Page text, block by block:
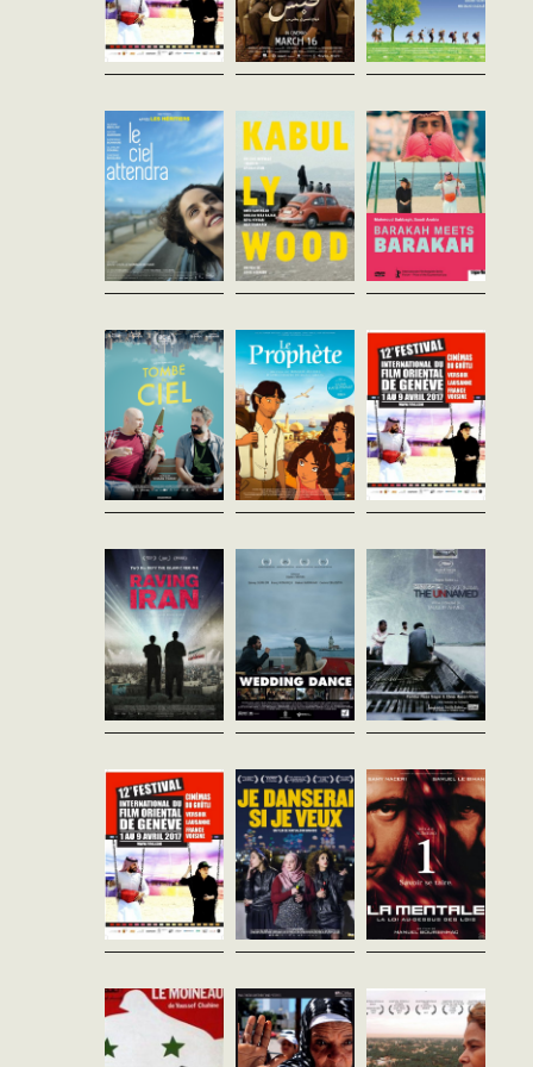
Attendra
Marie-Castille Mention-
Deux lycéennes, Sonia et
Mélanie, bien intégrées,
bonnes élèves et hyper
connectées. Sur les réseaux
sociaux justement, elles
reçoivent des...
Wael Alaa Adel
Afghanistan - 2016
vost - 84'
plus couru de Kaboul. Une
période de liberté balayée par
30 ans du règne des Talibans.
Pourtant...
Barakah
Eric Till
Arabie Saoudite - 2016
vost - 88'
Employé par la municipalité
de Djeddah, Barakah doit
verbaliser tout comportement
«inadéquat». Sur la plage, il
surprend un groupe faisant...
Tombé du ciel
László Nemes
présumé mort, réapparaît
dans la vie d’Omar, son petit
frère devenu garde du corps ...
Le prophète
Bart Gavigan
Etats-Unis - 2015
vost - 90'
Almitra, une petite fille
malheureuse et muette de
puis la mort de son père. Le
même jour,...
Orient-express
n°4
vost - 95'
Swiss Made...en courtsBLIND
DATE À LA JUIVE, Anaëlle
MorfCARVINA, Luca
MarcionelliDANS UN JARDIN
(EUROPÉEN), Anne
BussardDIAMOND
GENERATION, Noémie...
Raving Iran
Susanne Regina Meures
underground de la techno à
Téhéran. Sans perspectives
d’avenir et fatigués de cet ...
Wedding
Dance
László Nemes
Turquie - 2016
vost - 103'
Le chauffeur de taxi Ahmet,
qui est sur le point d’être
fiancé à la jeune fille que sa
mère lui a choisie, commence
une relation passionnée...
The Unnamed
Jonathan Firth
Bangladesh - 2016
vost - 92'
contenir le corps du fils d’un
fermier est livré avec… le corps
d’un autre....
Le Retour de
l'enfant
prodigue
Youssef Chahine
Ali est attendu dans le village
de Mitchaboura par les siens,
les Madbouly, propriétaires
d’une petite entreprise et par
les ouvriers, pour qui il...
In Between
Clara Royer
Palestine - 2016
vost - 102'
Prises entre traditions et vie
citadine, elles cherchent à
exercer leur liberté...
La Mentale
Robert Fraisse
France - 2002
vf - 116'
barreaux, Dris, une petite
frappe de banlieue, décide de
se ranger auprès de ...
Le moineau
Youssef Chahine
jeune officier et un journaliste
se croisent sur la piste d’Abou
Affame ton
chien
Géza Röhrig
Maroc - 2016
vost - 94'
Un épisode douloureux de
l’histoire du Maroc est révélé
dans une interview avec
Driss Basri, personnage clé
du règne de Hassan II,
L'horizon ne
s'arrête pas à
la Courneuve
Antonio Centeno
Portrait attachant de
Mabrouka Hadjadj,
artiste franco-algérienne,
habitant la tour Debussy